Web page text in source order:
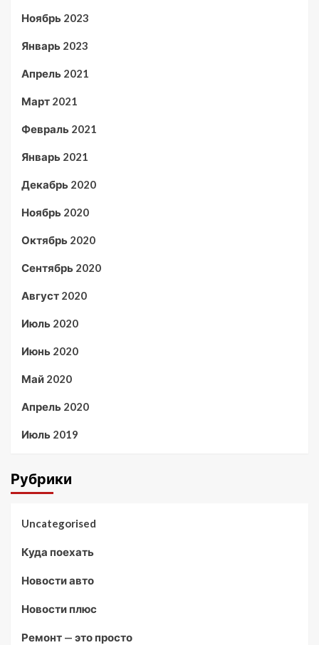
Ноябрь 2023
Январь 2023
Апрель 2021
Март 2021
Февраль 2021
Январь 2021
Декабрь 2020
Ноябрь 2020
Октябрь 2020
Сентябрь 2020
Август 2020
Июль 2020
Июнь 2020
Май 2020
Апрель 2020
Июль 2019
Рубрики
Uncategorised
Куда поехать
Новости авто
Новости плюс
Ремонт — это просто